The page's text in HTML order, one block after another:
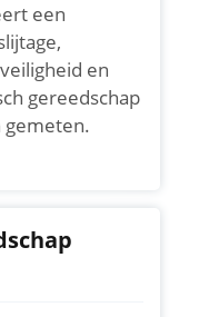
een
en
gereedschap
gemeten.